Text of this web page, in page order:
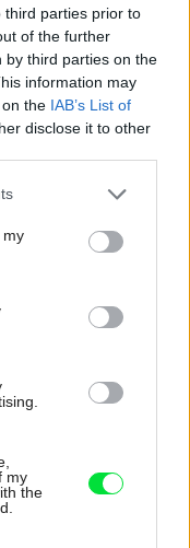
third parties prior to
of the further
by third parties on the
information may
the IAB’s List of
disclose it to other
or more Google
You may click to
third-party tags to
in below Google
my
my
the
i odvod kondenzátu,
rozpustený oxid
a bytových
kanalizácie.
kalkulačné
úspor v
Poradňu, na
v oblasti šetrenia
vody
teplej vody
rade si treba